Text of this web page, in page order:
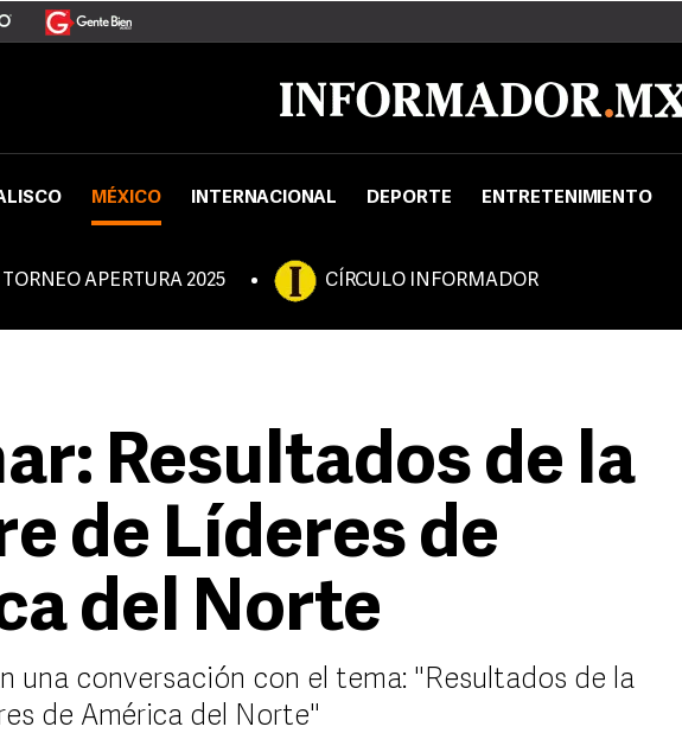
MÉXICO INTERNACIONAL DEPORTE ENTRETENIMIENTO
APERTURA 2025 CÍRCULO INFORMADOR
Resultados de la
de Líderes de
del Norte
una conversación con el tema: "Resultados de la
de América del Norte"